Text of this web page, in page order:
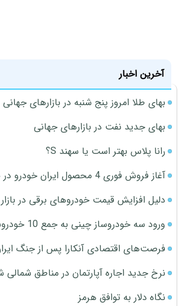
آخرین اخبار
بهای طلا امروز پنج شنبه در بازارهای جهانی
بهای جدید نفت در بازارهای جهانی
رانا پلاس بهتر است یا سهند S؟
آغاز فروش فوری 4 محصول ایران خودرو در نمایندگی‌ها
دلیل افزایش قیمت خودروهای برقی در بازار
ورود سه خودروساز چینی به جمع 10 خودروساز برتر جهان
فرصت‌های اقتصادی آنکارا پس از جنگ
نرخ جدید اجاره آپارتمان در مناطق شمالی
نگاه دلار به توافق هرمز